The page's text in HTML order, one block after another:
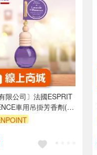
限公司〕法國ESPRIT
車用吊掛芳香劑(放
衣草)10ml -1入